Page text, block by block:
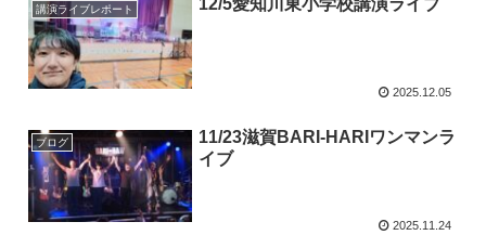
講演ライブレポート 12/5愛知川東小学校講演ライブ
2025.12.05
ブログ
11/23滋賀BARI-HARIワンマンラ
イブ
2025.11.24